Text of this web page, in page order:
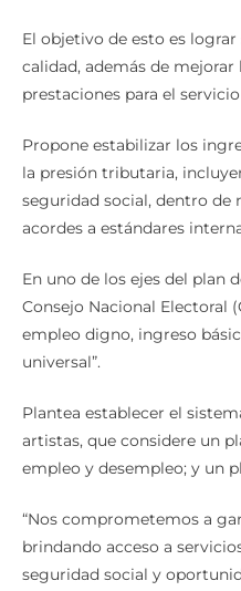
El objetivo de esto es
calidad, además de
prestaciones para el
Propone estabilizar los
la presión tributaria,
seguridad social, dentro de
acordes a estándares
En uno de los ejes del plan
Consejo Nacional Electoral
empleo digno, ingreso
universal”.
Plantea establecer el
artistas, que considere un
empleo y desempleo; y un
“Nos comprometemos a
brindando acceso a
seguridad social y